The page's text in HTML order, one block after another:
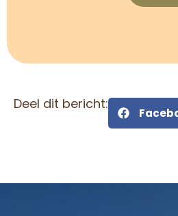
Deel dit bericht: